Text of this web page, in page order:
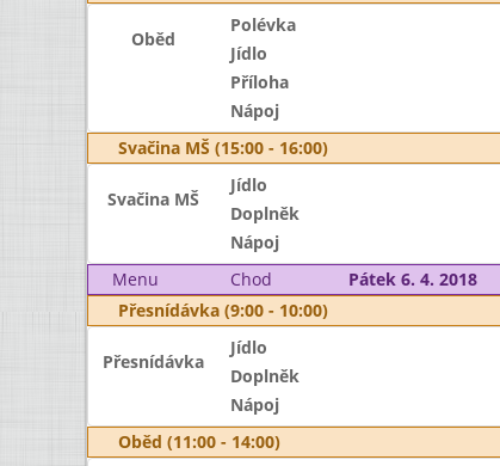
Oběd
Polévka
Jídlo
Příloha
Nápoj
Svačina MŠ (15:00 - 16:00)
Svačina MŠ
Jídlo
Doplněk
Nápoj
Menu
Chod Pátek 6. 4. 2018
Přesnídávka (9:00 - 10:00)
Přesnídávka
Jídlo
Doplněk
Nápoj
Oběd (11:00 - 14:00)